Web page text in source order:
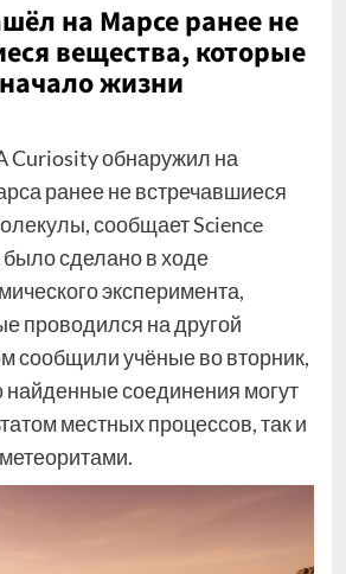
на Марсе ранее не
вещества, которые
жизни
Curiosity обнаружил на
ранее не встречавшиеся
сообщает Science
сделано в ходе
эксперимента,
проводился на другой
сообщили учёные во вторник,
найденные соединения могут
местных процессов, так и